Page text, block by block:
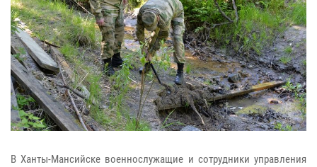
В Ханты-Мансийске военнослужащие и сотрудники управления